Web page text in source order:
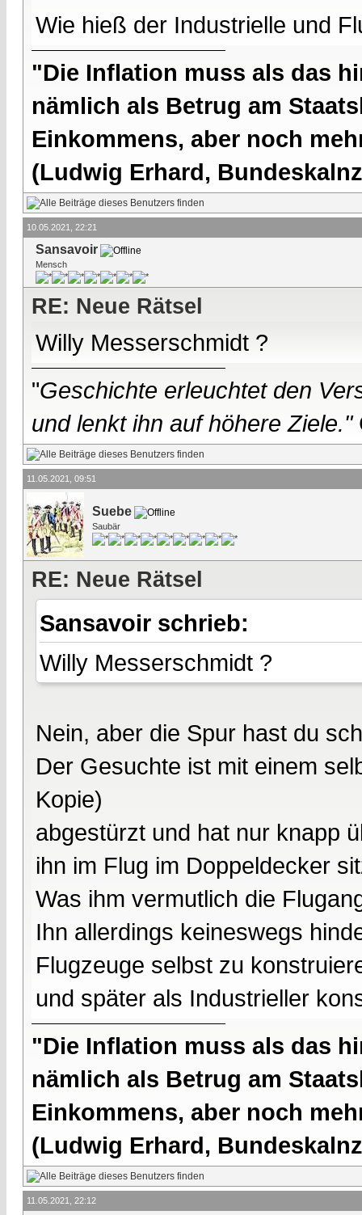
Wie hieß der Industrielle und
"Die Inflation muss als das
nämlich als Betrug am
Einkommens, aber noch
(Ludwig Erhard,
10.05.2021, 22:21
Sansavoir
Mensch
RE: Neue Rätsel
Willy Messerschmidt ?
"Geschichte erleuchtet den
und lenkt ihn auf höhere Ziele."
11.05.2021, 09:51
Suebe
Saubär
RE: Neue Rätsel
Sansavoir schrieb:
Willy Messerschmidt ?
Nein, aber die Spur hast du
Der Gesuchte ist mit einem
Kopie)
abgestürzt und hat nur knapp
ihn im Flug im Doppeldecker
Was ihm vermutlich die
Ihn allerdings keineswegs
Flugzeuge selbst zu
und später als Industrieller
"Die Inflation muss als das
nämlich als Betrug am
Einkommens, aber noch
(Ludwig Erhard,
11.05.2021, 22:12